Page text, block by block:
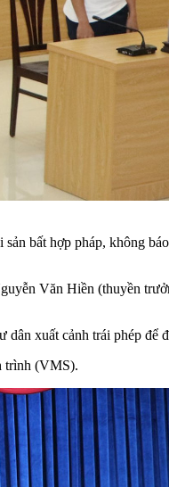
bất hợp pháp, không
Văn Hiền (thuyền
xuất cảnh trái phép để
trình (VMS).